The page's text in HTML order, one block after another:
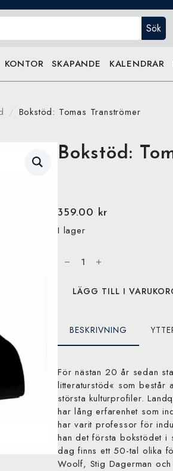
Sök
KONTOR SKAPANDE KALENDRAR
Bokstöd: Tomas Tranströmer
Bokstöd:
359.00 kr
I lager
Tomas
Tranströmer
LÄGG TILL I
BESKRIVNING
För nästan 20 år sedan
litteraturstöd« som består
största kulturprofiler.
har lång erfarenhet som
har varit professor för
han det första bokstödet i
dag finns ett 50-tal olika
Woolf, Stig Dagerman